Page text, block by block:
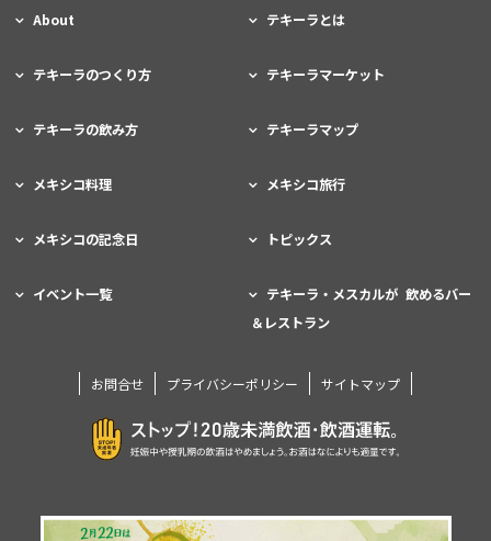
About テキーラとは
テキーラのつくり方 テキーラマーケット
テキーラの飲み方 テキーラマップ
メキシコ料理 メキシコ旅行
メキシコの記念日 トピックス
イベント一覧
テキーラ・メスカルが 飲めるバー
＆レストラン
お問合せ プライバシーポリシー サイトマップ